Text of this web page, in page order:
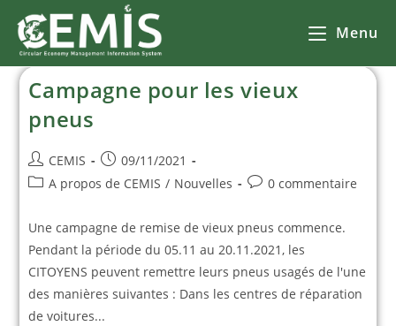
Menu
Campagne pour les vieux
pneus
CEMIS
09/11/2021
A propos de CEMIS / Nouvelles 0 commentaire
Une campagne de remise de vieux pneus commence.
Pendant la période du 05.11 au 20.11.2021, les
CITOYENS peuvent remettre leurs pneus usagés de l'une
des manières suivantes : Dans les centres de réparation
de voitures...